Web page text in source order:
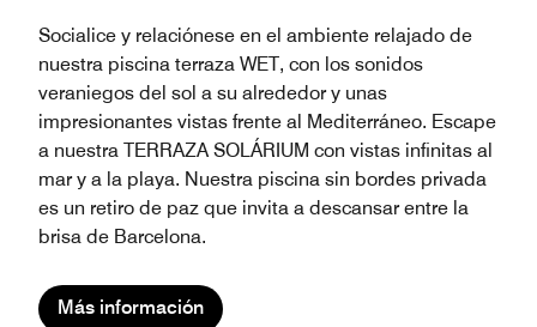
Socialice y relaciónese en el ambiente relajado de
nuestra piscina terraza WET, con los sonidos
veraniegos del sol a su alrededor y unas
impresionantes vistas frente al Mediterráneo. Escape
a nuestra TERRAZA SOLÁRIUM con vistas infinitas al
mar y a la playa. Nuestra piscina sin bordes privada
es un retiro de paz que invita a descansar entre la
brisa de Barcelona.
Más información